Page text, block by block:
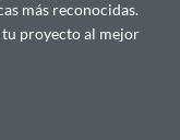
más reconocidas.
proyecto al mejor